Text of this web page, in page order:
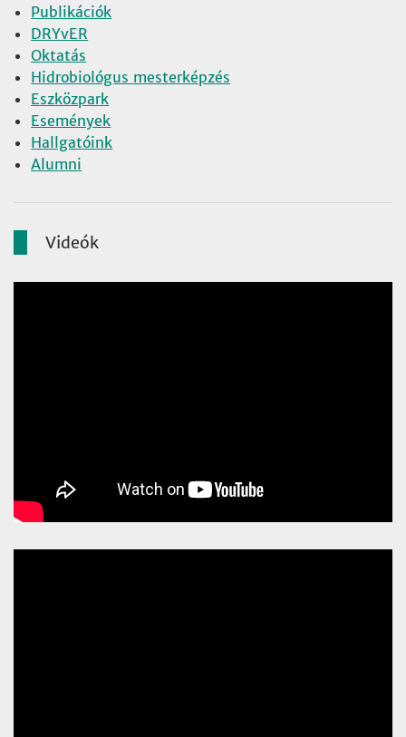
Publikációk
DRYvER
Oktatás
Hidrobiológus mesterképzés
Eszközpark
Események
Hallgatóink
Alumni
Videók